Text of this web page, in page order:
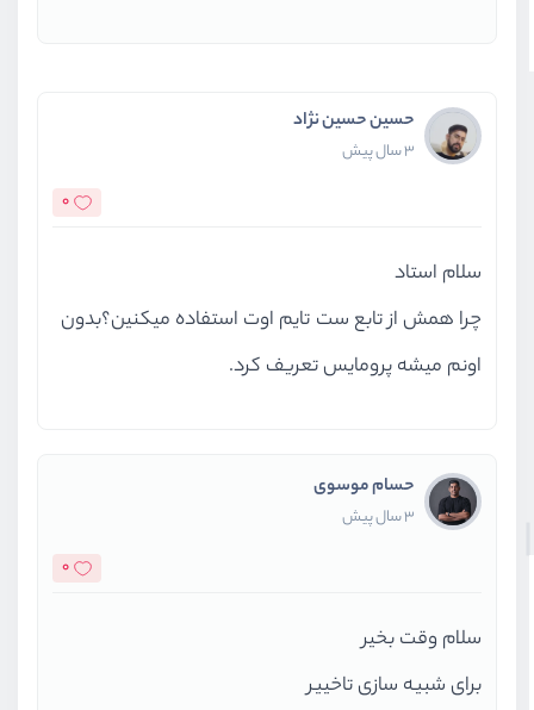
حسین حسین نژاد
3 سال پیش
0
سلام استاد
چرا همش از تابع ست تایم اوت استفاده میکنین؟بدون
اونم میشه پرومایس تعریف کرد.
حسام موسوی
3 سال پیش
0
سلام وقت بخیر
برای شبیه سازی تاخییر